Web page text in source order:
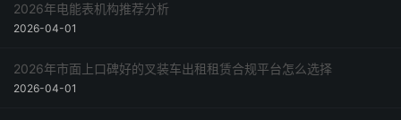
2026年电能表机构推荐分析
2026-04-01
2026年市面上口碑好的叉装车出租租赁合规平台怎么选择
2026-04-01